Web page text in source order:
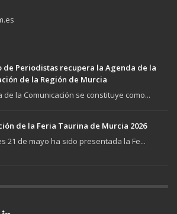
de Periodistas recupera la Agenda de la
de la Región de Murcia
de la Comunicación se constituye como...
de la Feria Taurina de Murcia 2026
21 de mayo ha sido presentada la Fe...